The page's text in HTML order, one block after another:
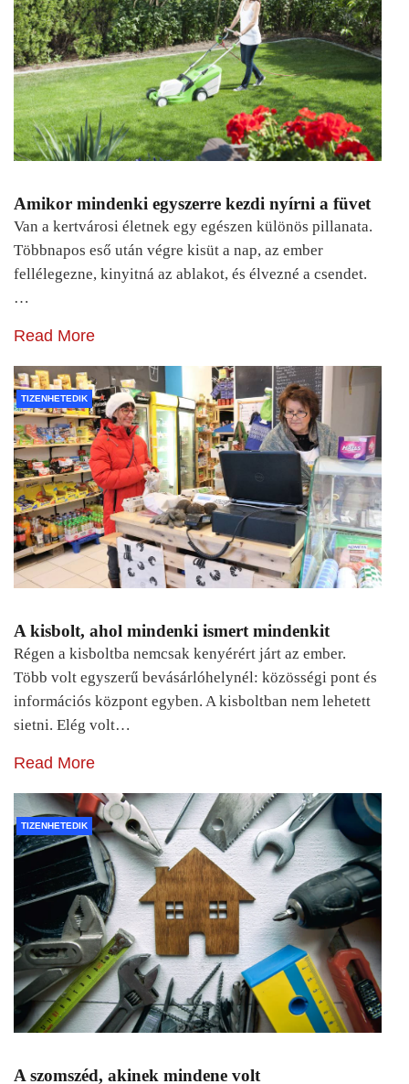
Amikor mindenki egyszerre kezdi nyírni a füvet
Van a kertvárosi életnek egy egészen különös pillanata.
Többnapos eső után végre kisüt a nap, az ember
fellélegezne, kinyitná az ablakot, és élvezné a csendet.
…
Read More
TIZENHETEDIK
A kisbolt, ahol mindenki ismert mindenkit
Régen a kisboltba nemcsak kenyérért járt az ember.
Több volt egyszerű bevásárlóhelynél: közösségi pont és
információs központ egyben. A kisboltban nem lehetett
sietni. Elég volt…
Read More
TIZENHETEDIK
A szomszéd, akinek mindene volt